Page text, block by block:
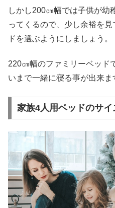
しかし200㎝幅では子供が幼
ってくるので、少し余裕を
ドを選ぶようにしましょう。
220㎝幅のファミリーベッド
いまで一緒に寝る事が出来ま
家族4人用ベッドのサイ